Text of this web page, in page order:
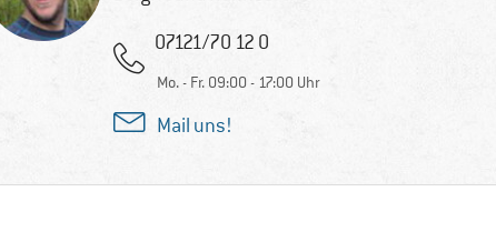
07121/70 12 0
Mo. - Fr. 09:00 - 17:00 Uhr
Mail uns!